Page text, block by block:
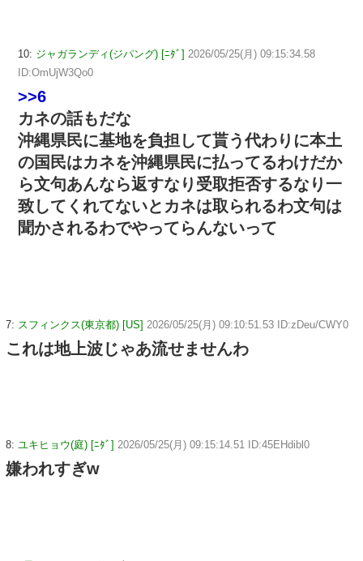
10: ジャガランディ(ジパング) [ﾆﾀﾞ] 2026/05/25(月) 09:15:34.58
ID:OmUjW3Qo0
>>6
カネの話もだな
沖縄県民に基地を負担して貰う代わりに本土
の国民はカネを沖縄県民に払ってるわけだか
ら文句あんなら返すなり受取拒否するなり一
致してくれてないとカネは取られるわ文句は
聞かされるわでやってらんないって
7: スフィンクス(東京都) [US] 2026/05/25(月) 09:10:51.53 ID:zDeu/CWY0
これは地上波じゃあ流せませんわ
8: ユキヒョウ(庭) [ﾆﾀﾞ] 2026/05/25(月) 09:15:14.51 ID:45EHdibl0
嫌われすぎw